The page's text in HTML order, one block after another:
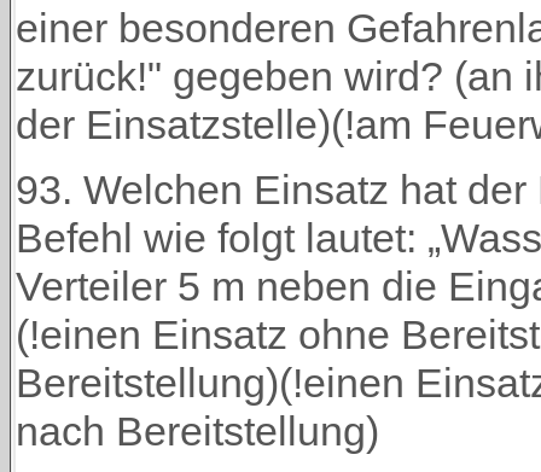
einer besonderen
zurück!" gegeben wird? (an
der Einsatzstelle)(!am
93. Welchen Einsatz hat
Befehl wie folgt lautet:
Verteiler 5 m neben die
(!einen Einsatz ohne
Bereitstellung)(!einen
nach Bereitstellung)